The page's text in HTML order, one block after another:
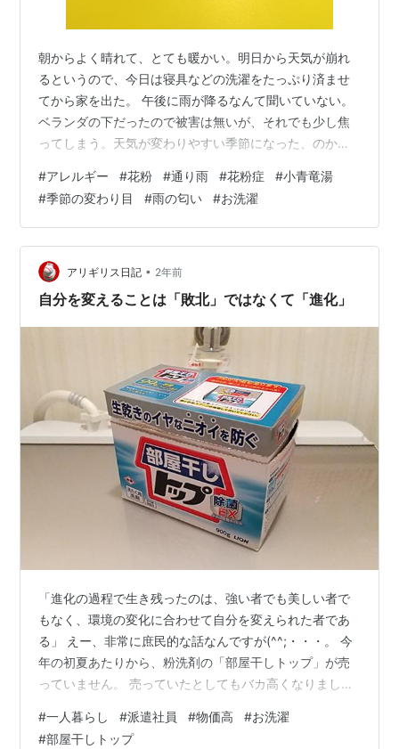
朝からよく晴れて、とても暖かい。明日から天気が崩れ
るというので、今日は寝具などの洗濯をたっぷり済ませ
てから家を出た。 午後に雨が降るなんて聞いていない。
ベランダの下だったので被害は無いが、それでも少し焦
ってしまう。天気が変わりやすい季節になった、のかも
シア・ベルリン 講談社 Amazon そして今日は、目と鼻の
調子が悪い。マスクを付けずに田舎の山道をたくさん歩
いた。帰宅する頃には、涙が出て、くしゃみが止まらな
くなった。花粉症の症状を止める薬（花粉症の治療薬で
はありません）を飲むと、不調はおさまる。まるで花粉
症が再発したみたいだ。雨に濡れて…
#アレルギー #花粉 #通り雨 #花粉症 #小青竜湯
#季節の変わり目 #雨の匂い #お洗濯
アリギリス日記 • 2年前
自分を変えることは「敗北」ではなくて「進化」
「進化の過程で生き残ったのは、強い者でも美しい者で
もなく、環境の変化に合わせて自分を変えられた者であ
る」 えー、非常に庶民的な話なんですが(^^;・・・。 今
年の初夏あたりから、粉洗剤の「部屋干しトップ」が売
っていません。 売っていたとしてもバカ高くなりまし
一気に498円です。 それも置いてあったのは、知ってる
#一人暮らし #派遣社員 #物価高 #お洗濯
#部屋干しトップ